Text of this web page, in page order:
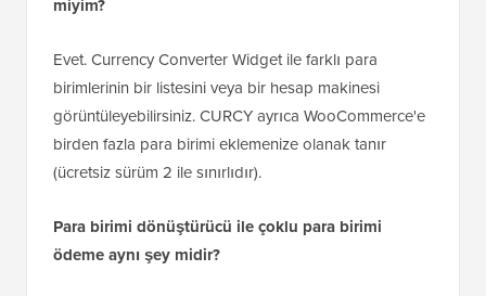
miyim?
Evet. Currency Converter Widget ile farklı para
birimlerinin bir listesini veya bir hesap makinesi
görüntüleyebilirsiniz. CURCY ayrıca WooCommerce'e
birden fazla para birimi eklemenize olanak tanır
(ücretsiz sürüm 2 ile sınırlıdır).
Para birimi dönüştürücü ile çoklu para birimi
ödeme aynı şey midir?